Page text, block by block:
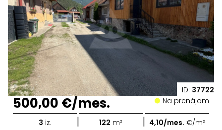
ID: 37722
500,00 €/mes. Na prenájom
3 iz. | 122 m² | 4,10/mes. €/m²